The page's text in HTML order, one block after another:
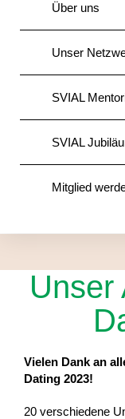
Über uns
Unser
SVIAL
SVIAL
Mitglied
Unser
Vielen Dank an
Dating 2023!
20 verschiedene